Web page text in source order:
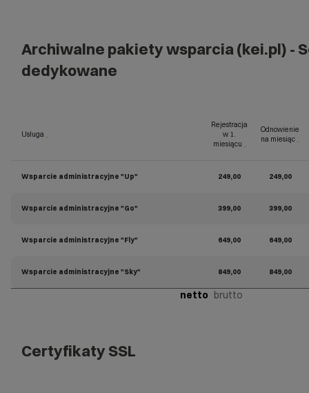
Archiwalne pakiety wsparcia (kei.pl) -
dedykowane
Usługa
Rejestracja
w 1.
miesiącu
Odnowienie
na miesiąc
Wsparcie administracyjne "Up" 249,00 249,00
Wsparcie administracyjne "Go" 399,00 399,00
Wsparcie administracyjne "Fly" 649,00 649,00
Wsparcie administracyjne "Sky" 849,00 849,00
netto brutto
Certyfikaty SSL